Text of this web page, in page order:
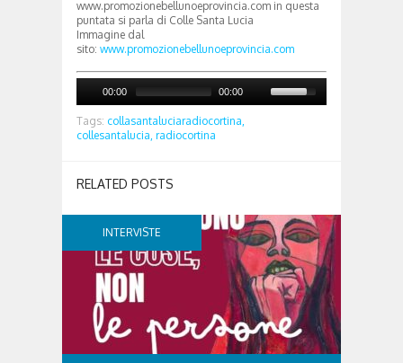
www.promozionebellunoeprovincia.com in questa
puntata si parla di Colle Santa Lucia
Immagine dal
sito: www.promozionebellunoeprovincia.com
00:00 00:00
Tags: collasantaluciaradiocortina,
collesantalucia, radiocortina
RELATED POSTS
INTERVISTE